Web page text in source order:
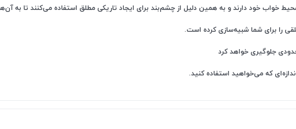
خواب خود دارند و به همین دلیل از چشم‌بند برای ایجاد تاریکی مطلق استفاده می‌کنند تا به
را برای شما شبیه‌سازی کرده است.
جلوگیری خواهد کرد
که می‌خواهید استفاده کنید.